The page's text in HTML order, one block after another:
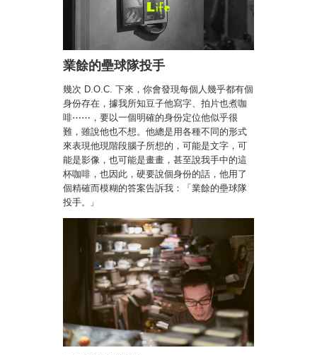
業餘的壘球隊投手
幾次 D.O.C. 下來，你會發現每個人幾乎都有個
身份存在，據我所知豆子他寫字、拍片也煮咖
啡⋯⋯，要以一個明確的身份定位他似乎很
難，雖說他也不想。他總是用各種不同的形式
來表現他現階段腦子所想的，可能是文字，可
能是影像，也可能是畫畫，甚至說我手中的這
杯咖啡，也因此，硬要說個身份的話，他用了
個精確而模糊的答案告訴我：「業餘的壘球隊
投手。」